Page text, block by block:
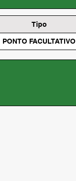
Tipo
PONTO FACULTATIVO